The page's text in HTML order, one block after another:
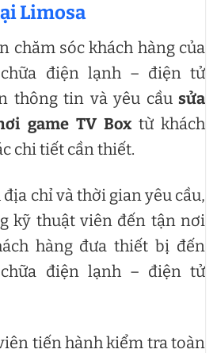
Limosa
chăm sóc khách hàng của
điện lạnh – điện tử
thông tin và yêu cầu sửa
game TV Boxtừ khách
chi tiết cần thiết.
chỉ và thời gian yêu cầu,
kỹ thuật viên đến tận nơi
hàng đưa thiết bị đến
điện lạnh – điện tử
tiến hành kiểm tra toàn